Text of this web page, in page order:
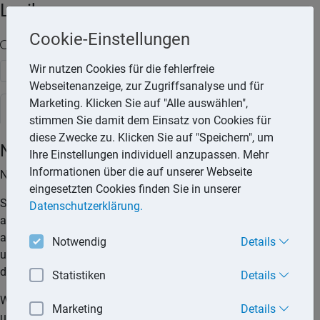
Lexika
Volltext-Suche in den Lexika
Suchen
Steuerlexikon
Nießbrauch
Nießbrauch ist ein Nutzungsrecht an einer Sache.
So wird zum Beispiel durch Einräumung eines Nießbrauchs
an einem Haus durch den Besitzer der Immobilie, einer
anderen juristischen oder natürlichen Person das Recht zur
unentgeltlichen, teilentgeltlichen oder entgeltlichen Nutzung
der Immobilie eingeräumt.
Wird ein entgeltliches Nutzungsrecht vereinbart, sind Leistung
Cookie-Einstellungen
Wir nutzen Cookies für die fehlerfreie
Webseitenanzeige, zur Zugriffsanalyse und für
Marketing. Klicken Sie auf "Alle auswählen",
stimmen Sie damit dem Einsatz von Cookies für
diese Zwecke zu. Klicken Sie auf "Speichern", um
Ihre Einstellungen individuell anzupassen. Mehr
Informationen über die auf unserer Webseite
eingesetzten Cookies finden Sie in unserer
Datenschutzerklärung.
Notwendig Details
Statistiken Details
Marketing Details